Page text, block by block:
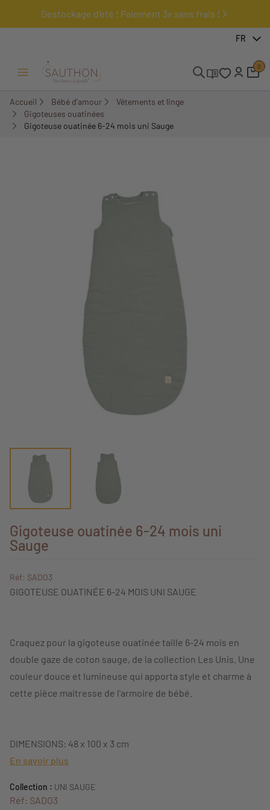
Destockage d'été ! Paiement 3x sans frais !
FR
Ouvrir/Fermer menu
0
Accueil Bébé d'amour
Vêtements et linge
Gigoteuses ouatinées
Gigoteuse ouatinée 6-24 mois uni Sauge
Gigoteuse ouatinée 6-24 mois uni
Sauge
Réf: SADO3
GIGOTEUSE OUATINÉE 6-24 MOIS UNI SAUGE
Craquez pour la gigoteuse ouatinée taille 6-24 mois en
double gaze de coton sauge, de la collection Les Unis. Une
couleur douce et lumineuse qui apporta style et charme à
cette pièce maitresse de l'armoire de bébé.
DIMENSIONS: 48 x 100 x 3 cm
En savoir plus
Collection : UNI SAUGE
Réf: SADO3